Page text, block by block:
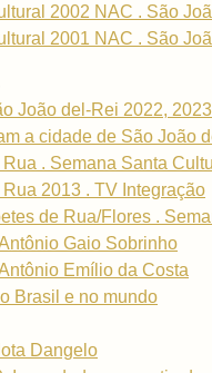
2002 NAC . São
2001 NAC . São
João del-Rei 2022,
a cidade de São João
. Semana Santa
2013 . TV Integração
de Rua/Flores .
Gaio Sobrinho
Emílio da Costa
Brasil e no mundo
Dangelo